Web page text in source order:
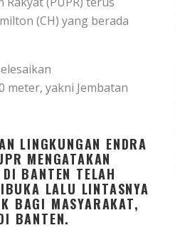
(CH) yang berada
meter, yakni Jembatan
LINGKUNGAN ENDRA
MENGATAKAN
BANTEN TELAH
LALU LINTASNYA
BAGI MASYARAKAT,
BANTEN.